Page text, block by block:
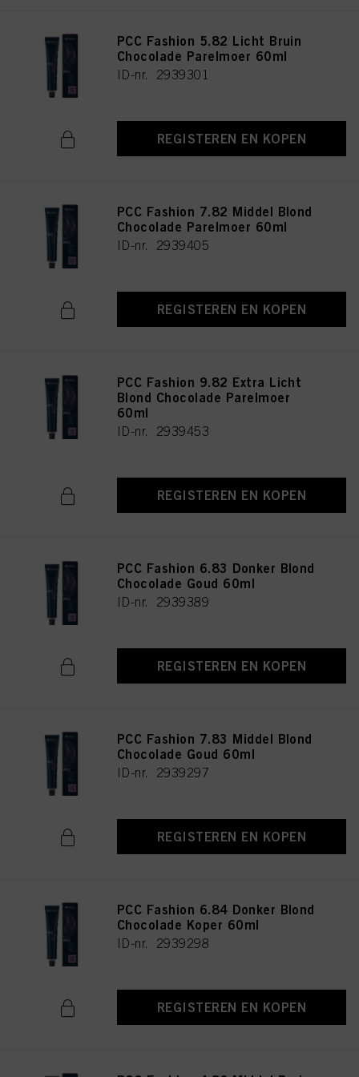
PCC Fashion 5.82 Licht Bruin
Chocolade Parelmoer 60ml
ID-nr. 2939301
REGISTEREN EN KOPEN
PCC Fashion 7.82 Middel Blond
Chocolade Parelmoer 60ml
ID-nr. 2939405
REGISTEREN EN KOPEN
PCC Fashion 9.82 Extra Licht
Blond Chocolade Parelmoer
60ml
ID-nr. 2939453
REGISTEREN EN KOPEN
PCC Fashion 6.83 Donker Blond
Chocolade Goud 60ml
ID-nr. 2939389
REGISTEREN EN KOPEN
PCC Fashion 7.83 Middel Blond
Chocolade Goud 60ml
ID-nr. 2939297
REGISTEREN EN KOPEN
PCC Fashion 6.84 Donker Blond
Chocolade Koper 60ml
ID-nr. 2939298
REGISTEREN EN KOPEN